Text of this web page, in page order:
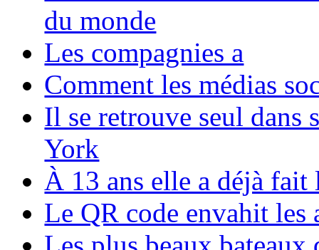
du monde
Les compagnies a
Comment les médias
Il se retrouve seul dans
York
À 13 ans elle a déjà
Le QR code envahit les